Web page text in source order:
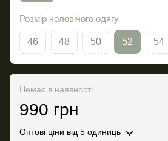
Розмір чоловічого одягу
46 48 50 52 54
Немає в наявності
990 грн
Оптові ціни від 5 одиниць